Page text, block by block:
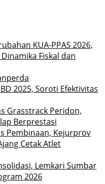
KUA-PPAS 2026,
Fiskal dan
2025, Soroti Efektivitas
Grasstrack Peridon,
Berprestasi
Pembinaan, Kejurprov
Cetak Atlet
Lemkari Sumbar
2026